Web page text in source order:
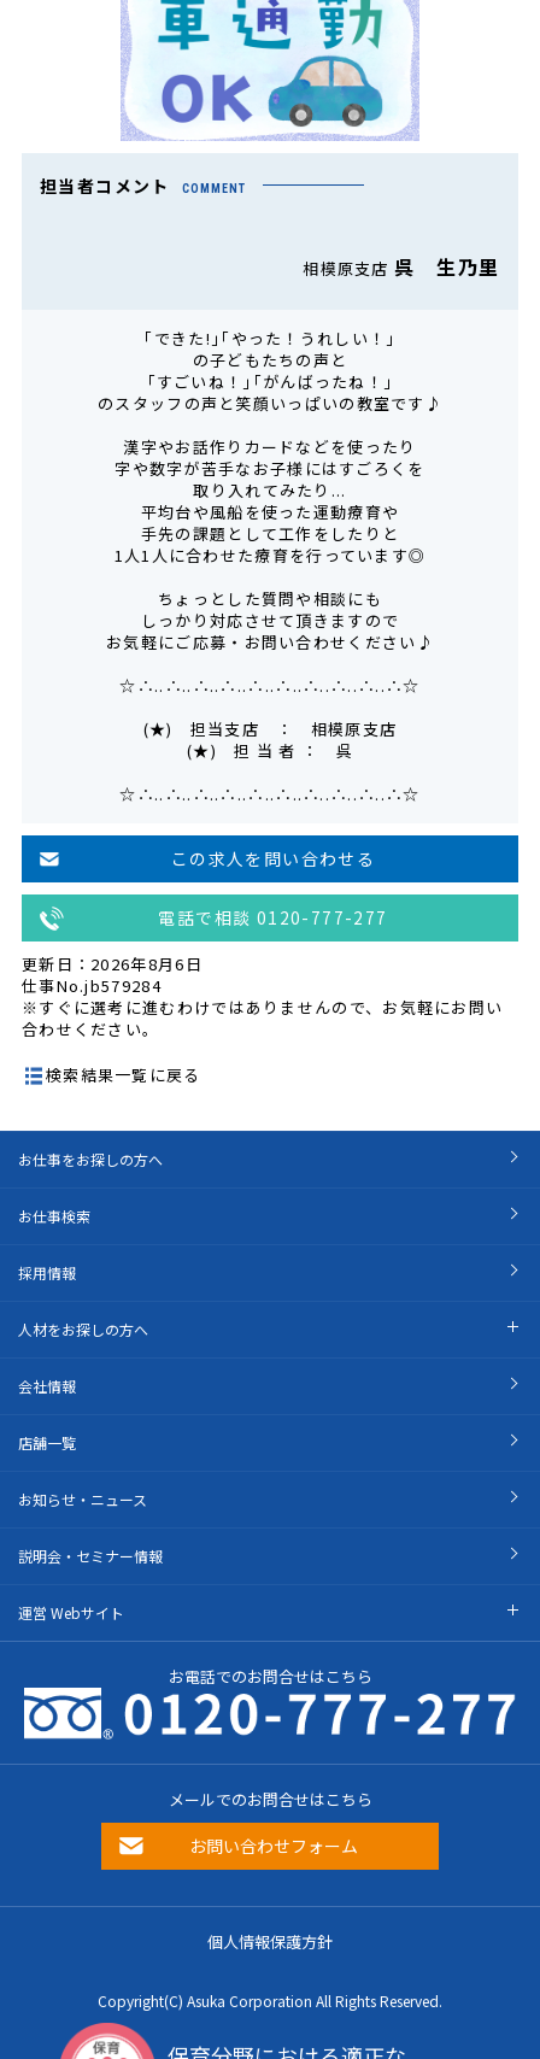
担当者コメント COMMENT
相模原支店呉 生乃里
｢できた!｣｢やった！うれしい！｣
の子どもたちの声と
｢すごいね！｣｢がんばったね！｣
のスタッフの声と笑顔いっぱいの教室です♪
漢字やお話作りカードなどを使ったり
字や数字が苦手なお子様にはすごろくを
取り入れてみたり...
平均台や風船を使った運動療育や
手先の課題として工作をしたりと
1人1人に合わせた療育を行っています◎
ちょっとした質問や相談にも
しっかり対応させて頂きますので
お気軽にご応募・お問い合わせください♪
☆∴..∴..∴..∴..∴..∴..∴..∴..∴..∴☆
(★) 担当支店 ： 相模原支店
(★) 担 当 者 ： 呉
☆∴..∴..∴..∴..∴..∴..∴..∴..∴..∴☆
この求人を問い合わせる
電話で相談 0120-777-277
更新日：2026年8月6日
仕事No.jb579284
※すぐに選考に進むわけではありませんので、お気軽にお問い
合わせください。
検索結果一覧に戻る
お仕事をお探しの方へ
お仕事検索
採用情報
人材をお探しの方へ
会社情報
店舗一覧
お知らせ・ニュース
説明会・セミナー情報
運営 Webサイト
お電話でのお問合せはこちら
メールでのお問合せはこちら
お問い合わせフォーム
個人情報保護方針
Copyright(C) Asuka Corporation All Rights Reserved.